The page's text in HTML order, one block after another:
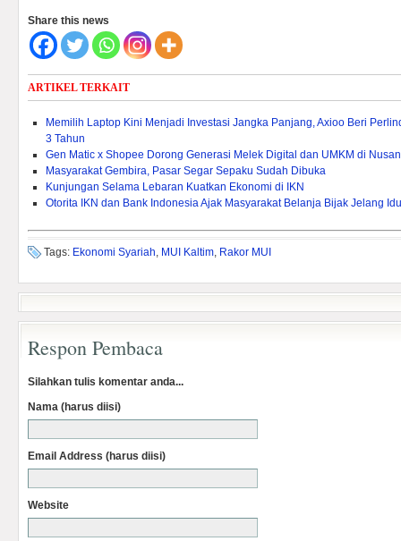
Share this news
ARTIKEL TERKAIT
Memilih Laptop Kini Menjadi Investasi Jangka Panjang, Axioo Beri
3 Tahun
Gen Matic x Shopee Dorong Generasi Melek Digital dan UMKM di
Masyarakat Gembira, Pasar Segar Sepaku Sudah Dibuka
Kunjungan Selama Lebaran Kuatkan Ekonomi di IKN
Otorita IKN dan Bank Indonesia Ajak Masyarakat Belanja Bijak Jelang
Tags: Ekonomi Syariah, MUI Kaltim, Rakor MUI
Respon Pembaca
Silahkan tulis komentar anda...
Nama (harus diisi)
Email Address (harus diisi)
Website